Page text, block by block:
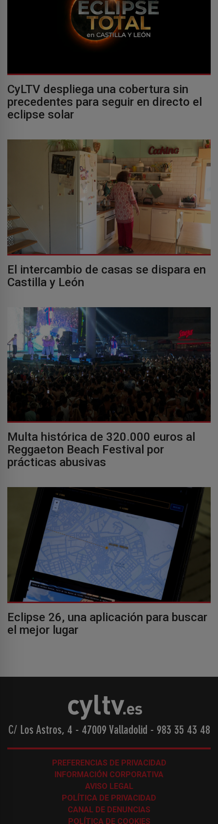
CyLTV despliega una cobertura sin
precedentes para seguir en directo el
eclipse solar
El intercambio de casas se dispara en
Castilla y León
Multa histórica de 320.000 euros al
Reggaeton Beach Festival por
prácticas abusivas
Eclipse 26, una aplicación para buscar
el mejor lugar
C/ Los Astros, 4 - 47009 Valladolid - 983 35 43 48
PREFERENCIAS DE PRIVACIDAD
INFORMACIÓN CORPORATIVA
AVISO LEGAL
POLÍTICA DE PRIVACIDAD
CANAL DE DENUNCIAS
POLÍTICA DE COOKIES